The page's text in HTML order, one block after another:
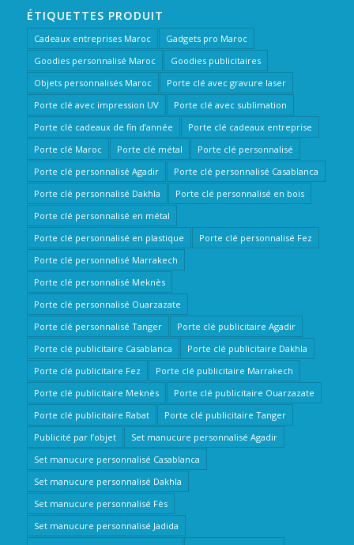
ÉTIQUETTES PRODUIT
Cadeaux entreprises Maroc
Gadgets pro Maroc
Goodies personnalisé Maroc
Goodies publicitaires
Objets personnalisés Maroc
Porte clé avec gravure laser
Porte clé avec impression UV
Porte clé avec sublimation
Porte clé cadeaux de fin d’année
Porte clé cadeaux entreprise
Porte clé Maroc
Porte clé métal
Porte clé personnalisé
Porte clé personnalisé Agadir
Porte clé personnalisé Casablanca
Porte clé personnalisé Dakhla
Porte clé personnalisé en bois
Porte clé personnalisé en métal
Porte clé personnalisé en plastique
Porte clé personnalisé Fez
Porte clé personnalisé Marrakech
Porte clé personnalisé Meknès
Porte clé personnalisé Ouarzazate
Porte clé personnalisé Tanger
Porte clé publicitaire Agadir
Porte clé publicitaire Casablanca
Porte clé publicitaire Dakhla
Porte clé publicitaire Fez
Porte clé publicitaire Marrakech
Porte clé publicitaire Meknès
Porte clé publicitaire Ouarzazate
Porte clé publicitaire Rabat
Porte clé publicitaire Tanger
Publicité par l’objet
Set manucure personnalisé Agadir
Set manucure personnalisé Casablanca
Set manucure personnalisé Dakhla
Set manucure personnalisé Fès
Set manucure personnalisé Jadida